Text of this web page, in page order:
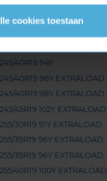
cookies toestaan
245/35R19 93Y EXTRALOAD
245/40R19 94Y
245/40R19 98Y EXTRALOAD
245/40R19 98Y EXTRALOAD
245/45R19 102Y EXTRALOAD
255/30R19 91Y EXTRALOAD
255/35R19 96Y EXTRALOAD
255/35R19 96Y EXTRALOAD
255/40R19 100Y EXTRALOAD